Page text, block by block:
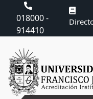
018000 -
914410